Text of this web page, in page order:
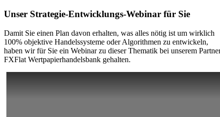
Unser Strategie-Entwicklungs-Webinar für Sie
Damit Sie einen Plan davon erhalten, was alles nötig ist um wirklich
100% objektive Handelssysteme oder Algorithmen zu entwickeln,
haben wir für Sie ein Webinar zu dieser Thematik bei unserem
FXFlat Wertpapierhandelsbank gehalten.